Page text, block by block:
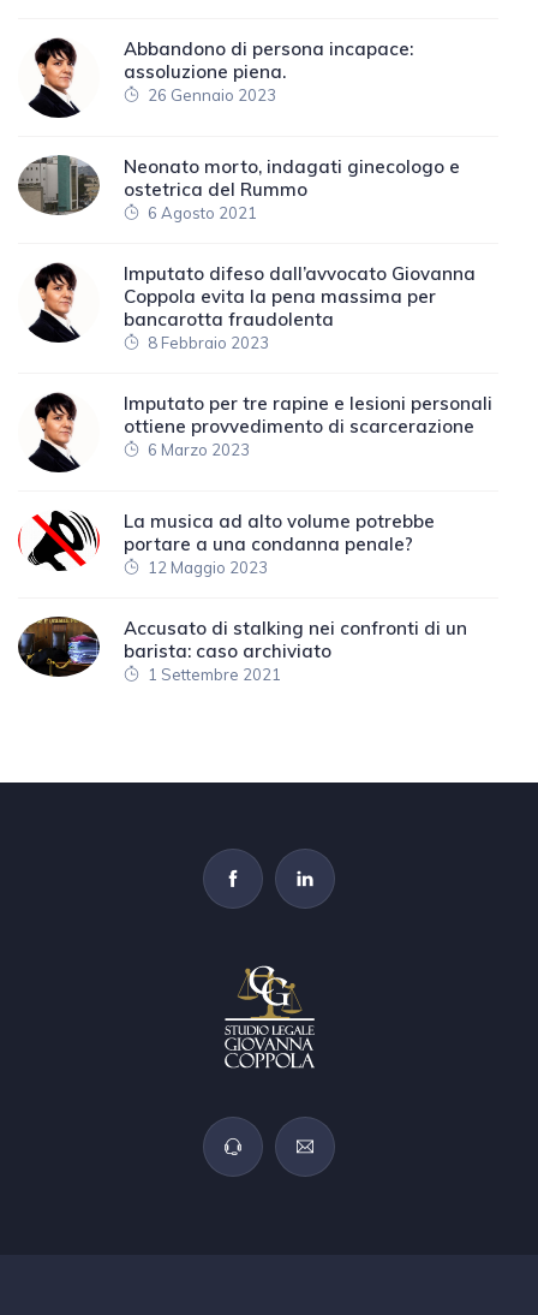
Abbandono di persona incapace:
assoluzione piena.
26 Gennaio 2023
Neonato morto, indagati ginecologo e
ostetrica del Rummo
6 Agosto 2021
Imputato difeso dall’avvocato Giovanna
Coppola evita la pena massima per
bancarotta fraudolenta
8 Febbraio 2023
Imputato per tre rapine e lesioni personali
ottiene provvedimento di scarcerazione
6 Marzo 2023
La musica ad alto volume potrebbe
portare a una condanna penale?
12 Maggio 2023
Accusato di stalking nei confronti di un
barista: caso archiviato
1 Settembre 2021